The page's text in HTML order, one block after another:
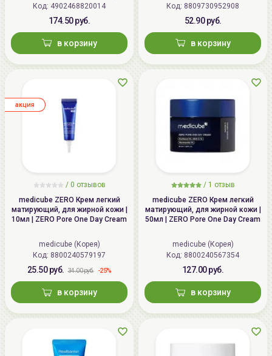
(Япония)
Код: 4902468820014
174.50 руб.
в корзину
Код: 8809730952908
52.90 руб.
в корзину
/ 0 отзывов
medicube ZERO Крем легкий
матирующий, для жирной кожи |
10мл | ZERO Pore One Day Cream
medicube (Корея)
Код: 8800240579197
25.50 руб. 34.00 руб. -25%
в корзину
aкция
/ 1 отзыв
medicube ZERO Крем легкий
матирующий, для жирной кожи |
50мл | ZERO Pore One Day Cream
medicube (Корея)
Код: 8800240567354
127.00 руб.
в корзину